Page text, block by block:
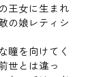
王女に生まれ
の娘レティシ
瞳を向けてく
世とは違っ